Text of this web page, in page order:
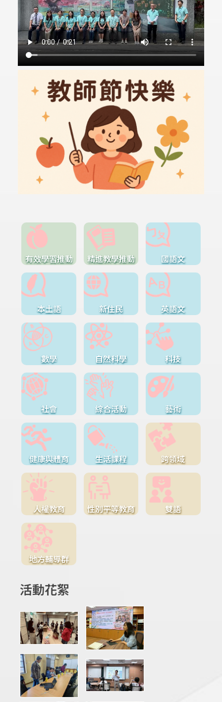
有效學習推動 精進教學推動 國語文
本土語 新住民 英語文
數學 自然科學 科技
社會 綜合活動 藝術
健康與體育 生活課程 跨領域
人權教育 性別平等教育 雙語
地方輔導群
活動花絮